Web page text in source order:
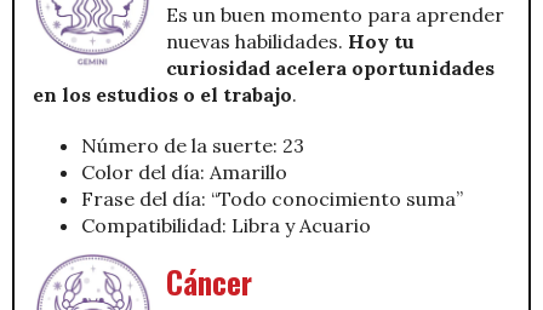
Es un buen momento para aprender
nuevas habilidades. Hoy tu
curiosidad acelera oportunidades
en los estudios o el trabajo.
Número de la suerte: 23
Color del día: Amarillo
Frase del día: “Todo conocimiento suma”
Compatibilidad: Libra y Acuario
Cáncer